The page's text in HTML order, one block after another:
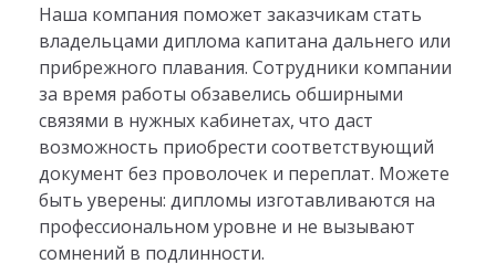
Наша компания поможет заказчикам стать
владельцами диплома капитана дальнего или
прибрежного плавания. Сотрудники компании
за время работы обзавелись обширными
связями в нужных кабинетах, что даст
возможность приобрести соответствующий
документ без проволочек и переплат. Можете
быть уверены: дипломы изготавливаются на
профессиональном уровне и не вызывают
сомнений в подлинности.